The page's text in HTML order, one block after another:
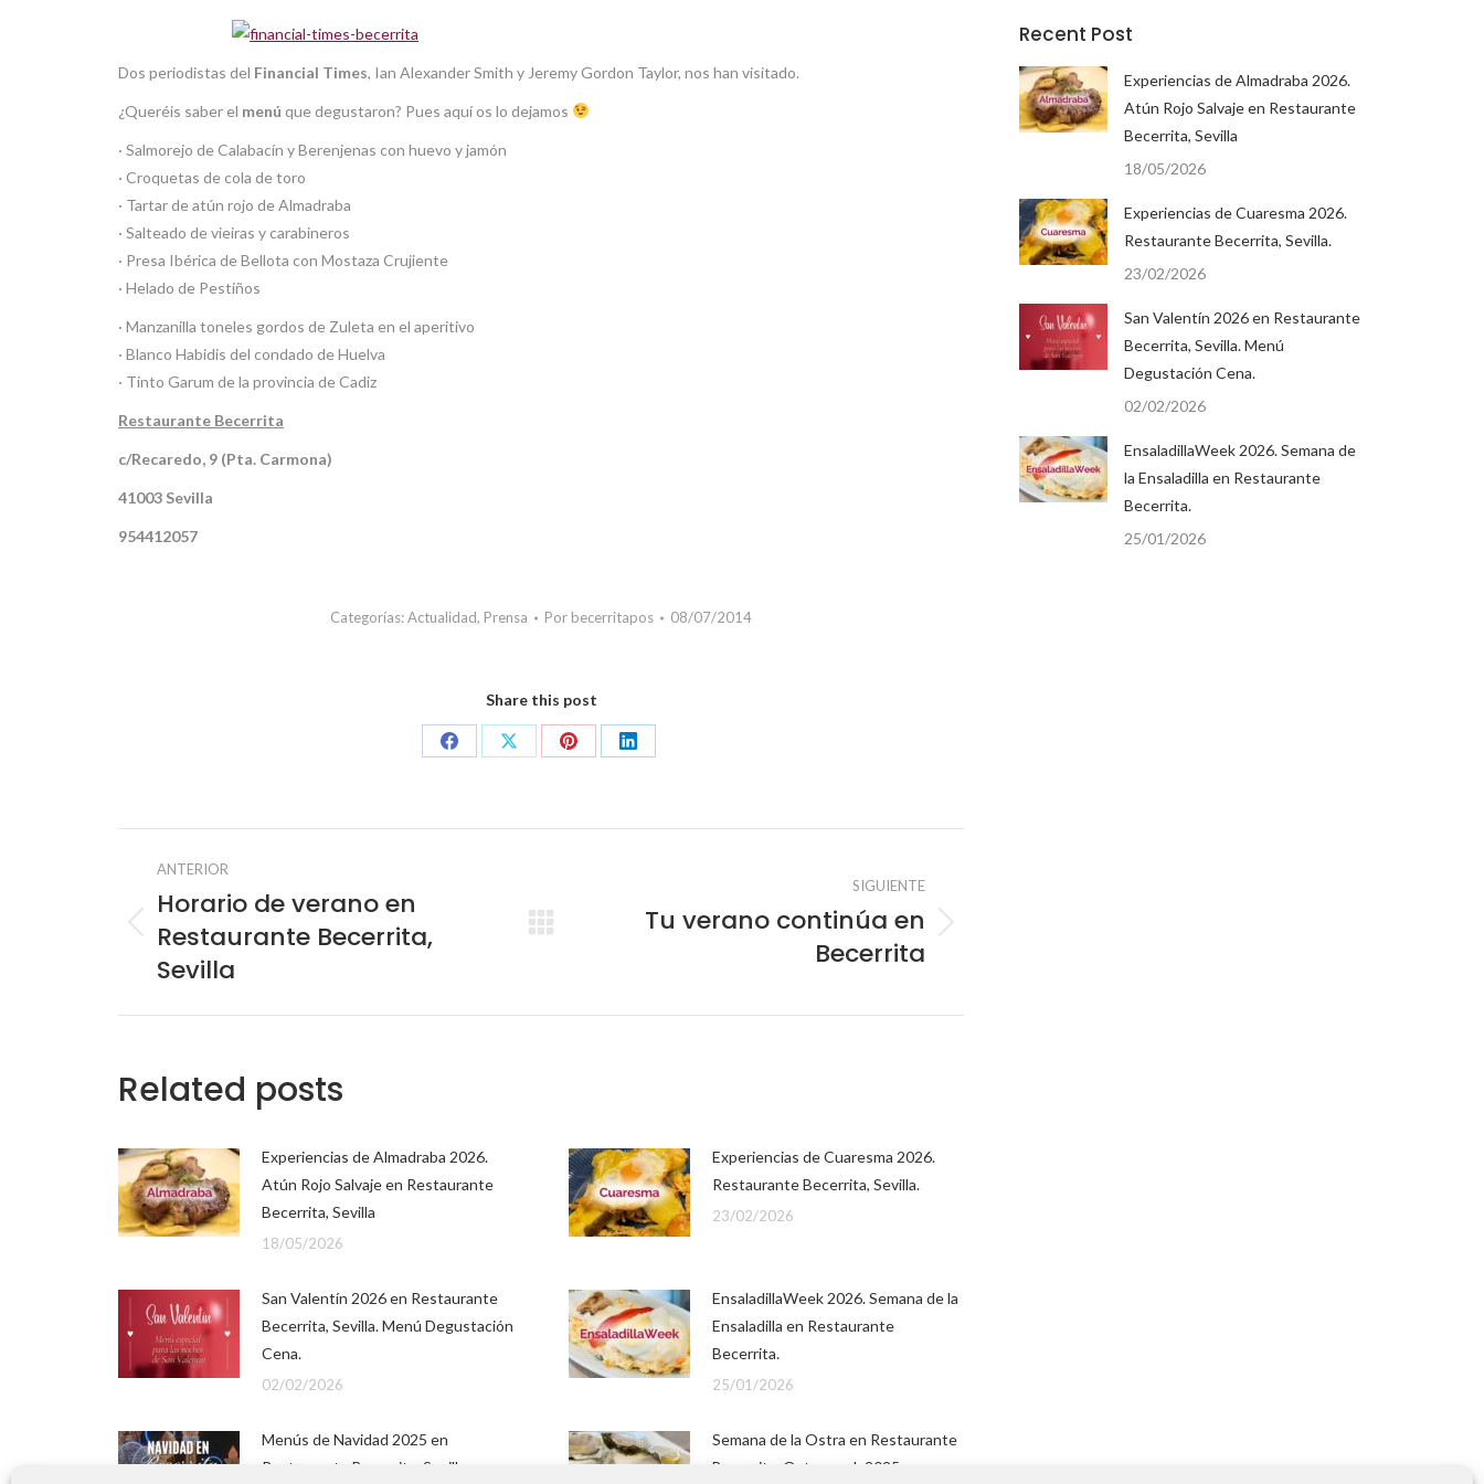
Dos periodistas del Financial Times, Ian Alexander Smith y Jeremy Gordon Taylor, nos han visitado.
¿Queréis saber el menú que degustaron? Pues aquí os lo dejamos
· Salmorejo de Calabacín y Berenjenas con huevo y jamón
· Croquetas de cola de toro
· Tartar de atún rojo de Almadraba
· Salteado de vieiras y carabineros
· Presa Ibérica de Bellota con Mostaza Crujiente
· Helado de Pestiños
· Manzanilla toneles gordos de Zuleta en el aperitivo
· Blanco Habidis del condado de Huelva
· Tinto Garum de la provincia de Cadiz
Restaurante Becerrita
c/Recaredo, 9 (Pta. Carmona)
41003 Sevilla
954412057
Categorías:Actualidad, Prensa Por becerritapos 08/07/2014
Share this post
Share
Share
Share
Share
Navegación
entre
publicaciones
ANTERIOR
Publicación
anterior:
Horario de verano en
Restaurante Becerrita,
Sevilla
SIGUIENTE
PublicaciónTu verano continúa en
Becerrita
Related posts
Experiencias de Almadraba 2026.
Atún Rojo Salvaje en Restaurante
Becerrita, Sevilla
18/05/2026
Experiencias de Cuaresma 2026.
Restaurante Becerrita, Sevilla.
23/02/2026
San Valentín 2026 en Restaurante
Becerrita, Sevilla. Menú Degustación
Cena.
02/02/2026
EnsaladillaWeek 2026. Semana de la
Ensaladilla en Restaurante
Becerrita.
25/01/2026
Menús de Navidad 2025 en
Restaurante Becerrita, Sevilla
Semana de la Ostra en Restaurante
Becerrita. Ostraweek 2025
Recent Post
Experiencias de Almadraba 2026.
Atún Rojo Salvaje en Restaurante
Becerrita, Sevilla
18/05/2026
Experiencias de Cuaresma 2026.
Restaurante Becerrita, Sevilla.
23/02/2026
San Valentín 2026 en Restaurante
Becerrita, Sevilla. Menú
Degustación Cena.
02/02/2026
EnsaladillaWeek 2026. Semana de
la Ensaladilla en Restaurante
Becerrita.
25/01/2026